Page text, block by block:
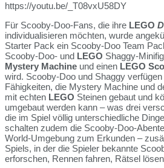
https://youtu.be/_T08vxU58DY
Für Scooby-Doo-Fans, die ihre LEGO
individualisieren möchten, wurde
Starter Pack ein Scooby-Doo Team
Scooby-Doo- und LEGO Shaggy-
Mystery Machine und einen LEGO
wird. Scooby-Doo und Shaggy
Fähigkeiten, die Mystery Machine und
mit echten LEGO Steinen gebaut und
umgebaut werden kann – was drei
die im Spiel völlig unterschiedliche
schalten zudem die Scooby-Doo-
World-Umgebung zum Erkunden –
Spiels, in der die Spieler bekannte
erforschen, Rennen fahren, Rätsel